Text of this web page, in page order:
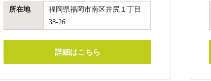
所在地
福岡県福岡市南区井尻１丁目
38-26
詳細はこちら